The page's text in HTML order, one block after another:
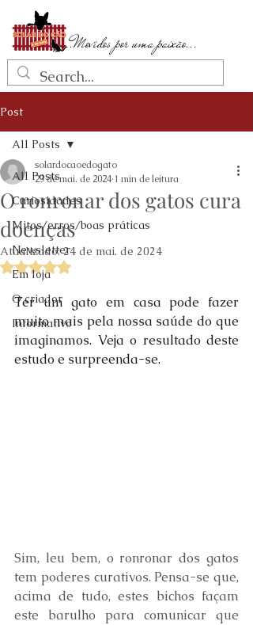
...Movidos por uma paixão...
Post
All Posts
Curiosidades
Mitos/erros/boas práticas
Newsletter
Em loja
O criador
Informativo
All Posts
O ronronar dos gatos cura
doenças
solardocaoedogato
23 de mai. de 2024 1 min de leitura
Atualizado:24 de mai. de 2024
Avaliado com NaN de 5 estrelas.
Ter um gato em casa pode fazer
muito mais pela nossa saúde do que
imaginamos. Veja o resultado deste
estudo e surpreenda-se.
Sim, leu bem, o ronronar dos gatos
tem poderes curativos. Pensa-se que,
acima de tudo, estes bichos façam
este barulho para comunicar que